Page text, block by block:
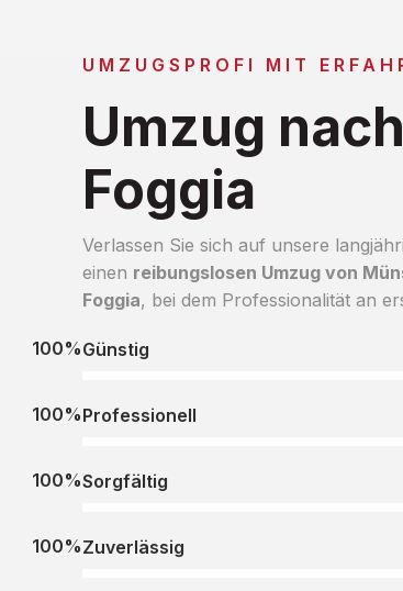
UMZUGSPROFI MIT
Umzug nach
Foggia
Verlassen Sie sich auf unsere
einen reibungslosen Umzug von
Foggia, bei dem Professionalität an
Günstig
100%
Professionell
100%
Sorgfältig
100%
Zuverlässig
100%